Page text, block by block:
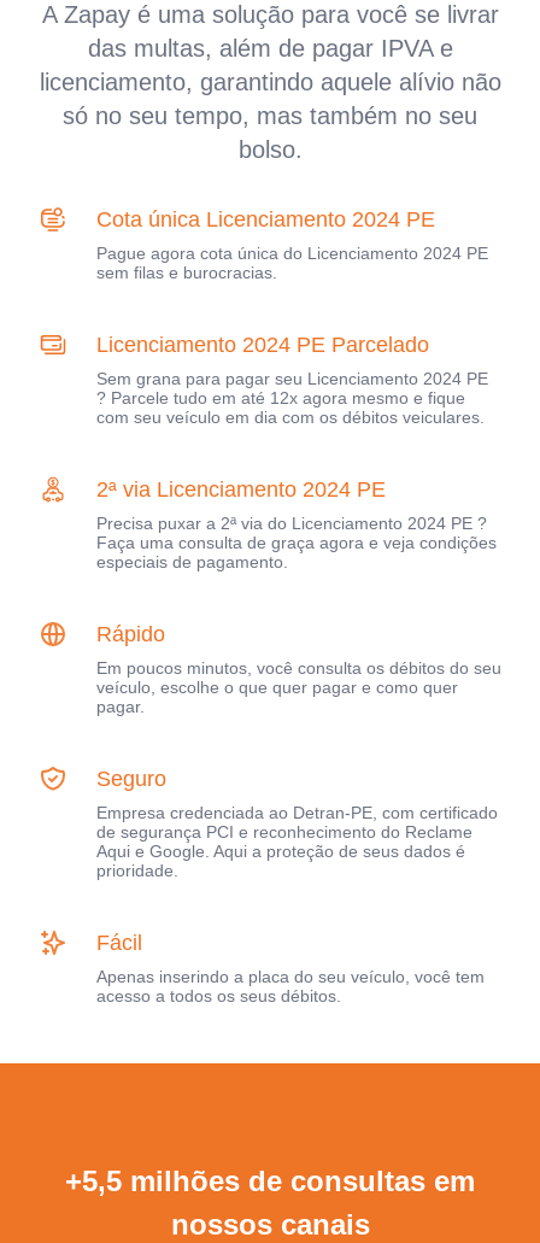
A Zapay é uma solução para você se livrar
das multas, além de pagar IPVA e
licenciamento, garantindo aquele alívio não
só no seu tempo, mas também no seu
bolso.
Cota única Licenciamento 2024 PE
Pague agora cota única do Licenciamento 2024 PE
sem filas e burocracias.
Licenciamento 2024 PE Parcelado
Sem grana para pagar seu Licenciamento 2024 PE
? Parcele tudo em até 12x agora mesmo e fique
com seu veículo em dia com os débitos veiculares.
2ª via Licenciamento 2024 PE
Precisa puxar a 2ª via do Licenciamento 2024 PE ?
Faça uma consulta de graça agora e veja condições
especiais de pagamento.
Rápido
Em poucos minutos, você consulta os débitos do seu
veículo, escolhe o que quer pagar e como quer
pagar.
Seguro
Empresa credenciada ao Detran-PE, com certificado
de segurança PCI e reconhecimento do Reclame
Aqui e Google. Aqui a proteção de seus dados é
prioridade.
Fácil
Apenas inserindo a placa do seu veículo, você tem
acesso a todos os seus débitos.
+5,5 milhões de consultas em
nossos canais